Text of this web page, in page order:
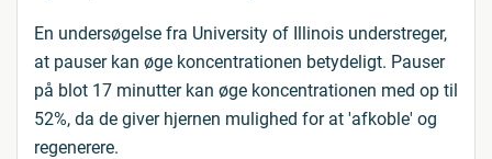
En undersøgelse fra University of Illinois understreger,
at pauser kan øge koncentrationen betydeligt. Pauser
på blot 17 minutter kan øge koncentrationen med op til
52%, da de giver hjernen mulighed for at 'afkoble' og
regenerere.